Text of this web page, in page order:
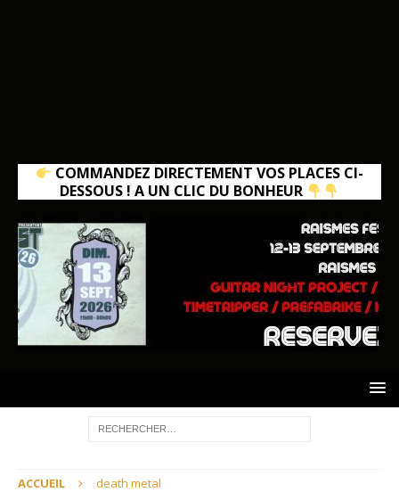
COMMANDEZ DIRECTEMENT VOS PLACES CI-
DESSOUS ! A UN CLIC DU BONHEUR
ACCUEIL death metal